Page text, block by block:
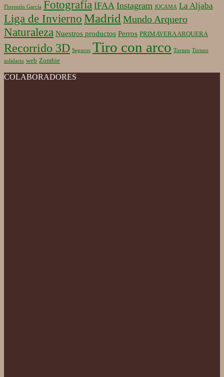
Florentín García Fotografía IFAA Instagram JOCAMA La Aljaba
Liga de Invierno Madrid Mundo Arquero
Naturaleza Nuestros productos Perros PRIMAVERA ARQUERA
Recorrido 3D Seguros Tiro con arco Torneo Torneo
solidario web Zombie
COLABORADORES